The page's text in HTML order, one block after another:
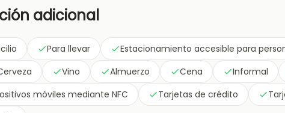
adicional
Para llevar
Estacionamiento accesible para
Vino Almuerzo Cena Informal
móviles mediante NFC
Tarjetas de crédito